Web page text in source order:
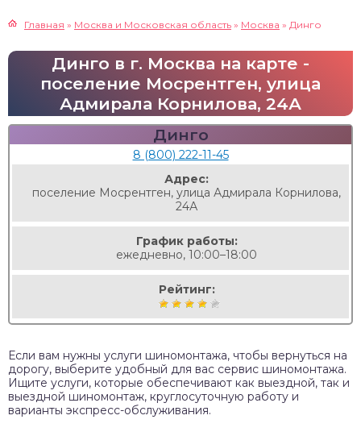
Главная » Москва и Московская область » Москва » Динго
Динго в г. Москва на карте -
поселение Мосрентген, улица
Адмирала Корнилова, 24А
Динго
8 (800) 222-11-45
Адрес:
поселение Мосрентген, улица Адмирала Корнилова,
24А
График работы:
ежедневно, 10:00–18:00
Рейтинг:
Если вам нужны услуги шиномонтажа, чтобы вернуться на
дорогу, выберите удобный для вас сервис шиномонтажа.
Ищите услуги, которые обеспечивают как выездной, так и
выездной шиномонтаж, круглосуточную работу и
варианты экспресс-обслуживания.